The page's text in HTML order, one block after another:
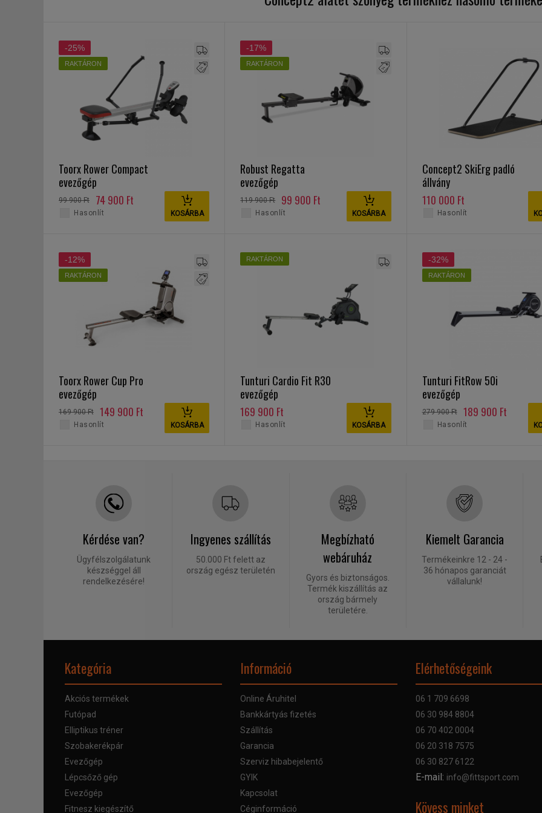
-25%
RAKTÁRON
Toorx Rower Compact
evezőgép
99 900 Ft 74 900 Ft
KOSÁRBA
Hasonlít
-17%
RAKTÁRON
Robust Regatta
evezőgép
119 900 Ft 99 900 Ft
KOSÁRBA
Hasonlít
Concept2 SkiErg padló
állvány
110 000 Ft
Hasonlít
-12%
RAKTÁRON
Toorx Rower Cup Pro
evezőgép
169 900 Ft 149 900 Ft
KOSÁRBA
Hasonlít
RAKTÁRON
Tunturi Cardio Fit R30
evezőgép
169 900 Ft
KOSÁRBA
Hasonlít
-32%
RAKTÁRON
Tunturi FitRow 50i
evezőgép
279 900 Ft 189 900 Ft
Hasonlít
Kérdése van?
Ügyfélszolgálatunk
készséggel áll
rendelkezésére!
Ingyenes szállítás
50.000 Ft felett az
ország egész területén
Megbízható
webáruház
Gyors és biztonságos.
Termék kiszállítás az
ország bármely
területére.
Kiemelt Garancia
Termékeinkre 12 - 24 -
36 hónapos garanciát
vállalunk!
Kategória
Akciós termékek
Futópad
Elliptikus tréner
Szobakerékpár
Evezőgép
Lépcsőző gép
Evezőgép
Fitnesz kiegészítő
Információ
Online Áruhitel
Bankkártyás fizetés
Szállítás
Garancia
Szerviz hibabejelentő
GYIK
Kapcsolat
Céginformáció
Elérhetőségeink
06 1 709 6698
06 30 984 8804
06 70 402 0004
06 20 318 7575
06 30 827 6122
E-mail: info@fittsport.com
Kövess minket